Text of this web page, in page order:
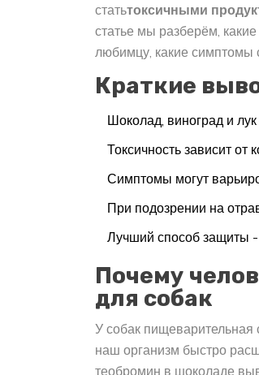
статьтоксичными
статье мы разберём,
любимцу, какие симптомы
Краткие
Шоколад, виноград и
Токсичность зависит от
Симптомы могут
При подозрении на
Лучший способ защиты -
Почему
для собак
У собак пищеварительная
наш организм быстро
теобромин в шоколаде